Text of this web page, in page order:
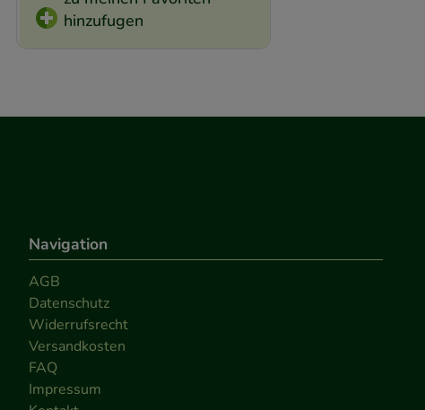
hinzufugen
Navigation
AGB
Datenschutz
Widerrufsrecht
Versandkosten
FAQ
Impressum